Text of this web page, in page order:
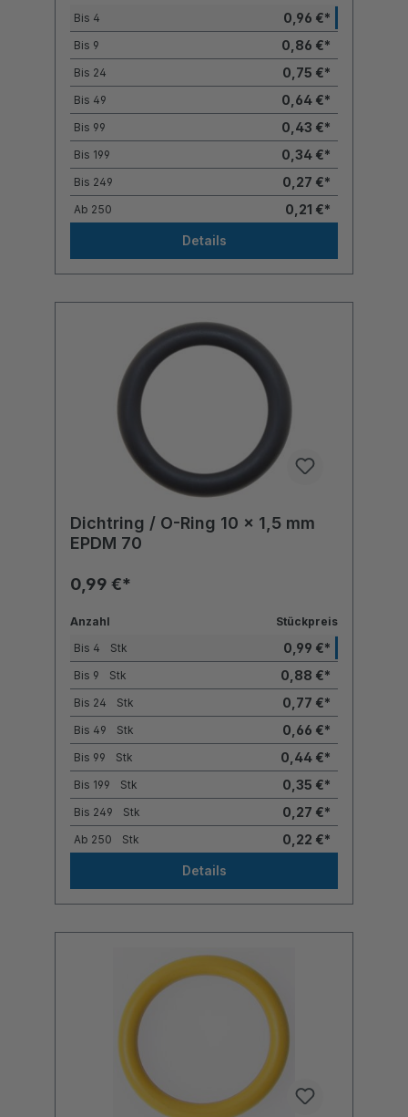
Bis 4 0,96 €*
Bis 9 0,86 €*
Bis 24 0,75 €*
Bis 49 0,64 €*
Bis 99 0,43 €*
Bis 199 0,34 €*
Bis 249 0,27 €*
Ab 250
0,21 €*
Details
Dichtring / O-Ring 10 x 1,5 mm
EPDM 70
0,99 €*
Anzahl
Stückpreis
Bis 4 Stk 0,99 €*
Bis 9 Stk 0,88 €*
Bis 24 Stk 0,77 €*
Bis 49 Stk 0,66 €*
Bis 99 Stk 0,44 €*
Bis 199 Stk 0,35 €*
Bis 249 Stk 0,27 €*
Ab 250 Stk
0,22 €*
Details